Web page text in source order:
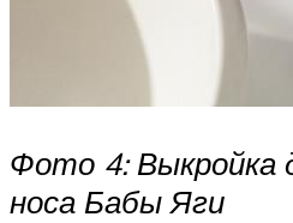
Фото 4: Выкройка
носа Бабы Яги